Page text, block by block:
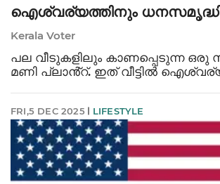
ഐശ്വര്യത്തിനും
വാസ്തു ടിപ്പുകൾ
Kerala Voter
പല വീടുകളിലും കാണപ്പെടുന്ന
മണി പ്ലാൻ്റ്. ഇത് വീട്ടിൽ
സ്ഥാനങ്ങളിൽ വെച്ചാൽ മാത്രമേ
FRI,5 DEC 2025 LIFESTYLE